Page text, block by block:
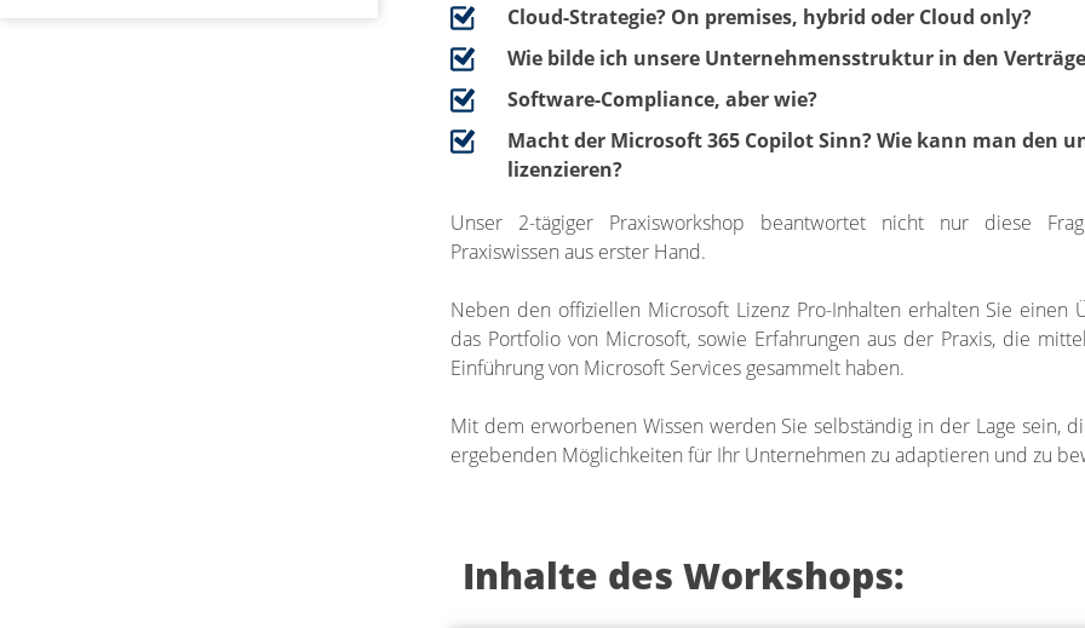
Cloud-Strategie? On premises, hybrid oder Cloud only?
Wie bilde ich unsere Unternehmensstruktur in den
Software-Compliance, aber wie?
Macht der Microsoft 365 Copilot Sinn? Wie kann man den
lizenzieren?
Unser 2-tägiger Praxisworkshop beantwortet nicht nur diese
Praxiswissen aus erster Hand.
Neben den offiziellen Microsoft Lizenz Pro-Inhalten erhalten Sie
das Portfolio von Microsoft, sowie Erfahrungen aus der Praxis, die
Einführung von Microsoft Services gesammelt haben.
Mit dem erworbenen Wissen werden Sie selbständig in der Lage sein,
ergebenden Möglichkeiten für Ihr Unternehmen zu adaptieren und zu
Inhalte des Workshops: